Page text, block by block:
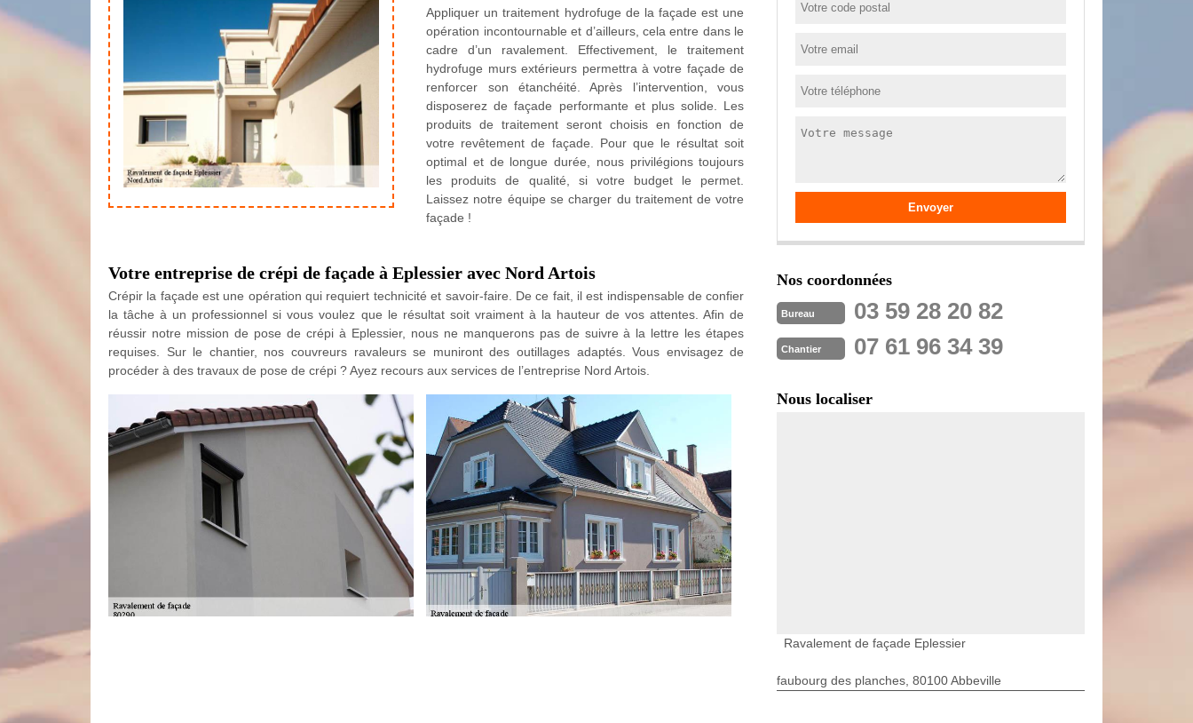
Appliquer un traitement hydrofuge de la façade est une
opération incontournable et d’ailleurs, cela entre dans le
cadre d’un ravalement. Effectivement, le traitement
hydrofuge murs extérieurs permettra à votre façade de
renforcer son étanchéité. Après l’intervention, vous
disposerez de façade performante et plus solide. Les
produits de traitement seront choisis en fonction de
votre revêtement de façade. Pour que le résultat soit
optimal et de longue durée, nous privilégions toujours
les produits de qualité, si votre budget le permet.
Laissez notre équipe se charger du traitement de votre
façade !
Votre entreprise de crépi de façade à Eplessier avec Nord Artois
Crépir la façade est une opération qui requiert technicité et savoir-faire. De ce fait, il est indispensable de confier
la tâche à un professionnel si vous voulez que le résultat soit vraiment à la hauteur de vos attentes. Afin de
réussir notre mission de pose de crépi à Eplessier, nous ne manquerons pas de suivre à la lettre les étapes
requises. Sur le chantier, nos couvreurs ravaleurs se muniront des outillages adaptés. Vous envisagez de
procéder à des travaux de pose de crépi ? Ayez recours aux services de l’entreprise Nord Artois.
Nos coordonnées
Bureau 03 59 28 20 82
Chantier 07 61 96 34 39
Nous localiser
Ravalement de façade Eplessier
faubourg des planches, 80100 Abbeville